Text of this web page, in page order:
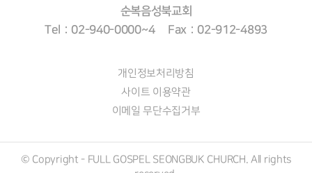
순복음성북교회
Tel : 02-940-0000~4 Fax : 02-912-4893
개인정보처리방침
사이트 이용약관
이메일 무단수집거부
© Copyright - FULL GOSPEL SEONGBUK CHURCH. All rights